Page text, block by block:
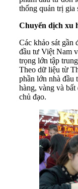
thống quản trị gia
Chuyển dịch xu
Các khảo sát gần
đầu tư Việt Nam
trọng lớn tập
Theo dữ liệu từ
phần lớn nhà đầu
hàng, vàng và
chủ đạo.